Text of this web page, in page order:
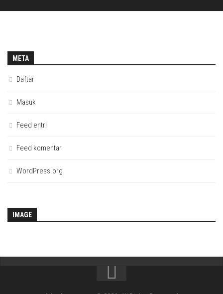
META
Daftar
Masuk
Feed entri
Feed komentar
WordPress.org
IMAGE